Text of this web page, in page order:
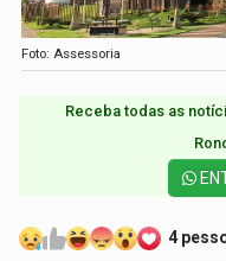
Foto: Assessoria
Receba todas as
4